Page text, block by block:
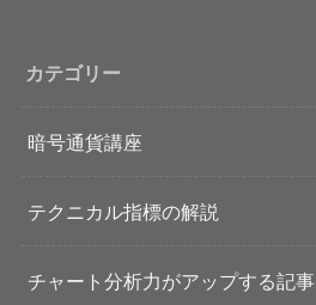
カテゴリー
暗号通貨講座
テクニカル指標の解説
チャート分析力がアップする記事